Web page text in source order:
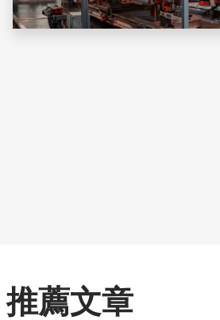
推薦文章